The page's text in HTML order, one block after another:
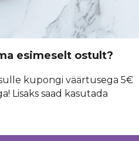
transport tellimusele üle 35€
TOOTED
esimeselt ostult?
kupongi väärtusega 5€
Lisaks saad kasutada